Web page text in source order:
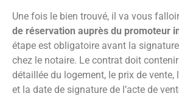
Une fois le bien trouvé, il va vous falloir
de réservation auprès du promoteur
étape est obligatoire avant la signature
chez le notaire. Le contrat doit
détaillée du logement, le prix de vente,
et la date de signature de l’acte de